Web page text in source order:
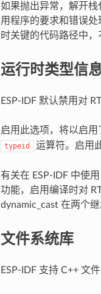
如果抛出异常，解开
用程序的要求和错误
时关键的代码路径中，
运行时类型信
ESP-IDF 默认禁用对
启用此选项，将以启用
typeid 运算符。启用
有关在 ESP-IDF 中使
功能，启用编译时对
dynamic_cast 在两个
文件系统库
ESP-IDF 支持 C++ 文